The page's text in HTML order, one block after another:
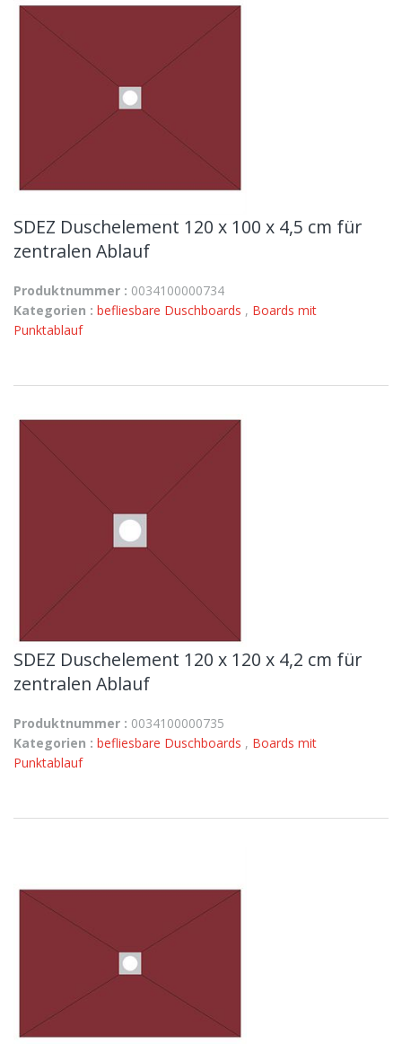
SDEZ Duschelement 120 x 100 x 4,5 cm für
zentralen Ablauf
Produktnummer : 0034100000734
Kategorien : befliesbare Duschboards , Boards mit
Punktablauf
SDEZ Duschelement 120 x 120 x 4,2 cm für
zentralen Ablauf
Produktnummer : 0034100000735
Kategorien : befliesbare Duschboards , Boards mit
Punktablauf